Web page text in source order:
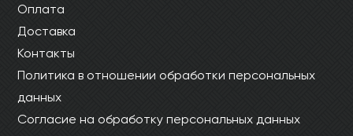
Оплата
Доставка
Контакты
Политика в отношении обработки персональных
данных
Согласие на обработку персональных данных